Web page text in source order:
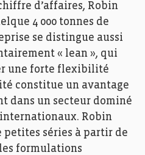
d’affaires, Robin
4 000 tonnes de
se distingue aussi
« lean », qui
une forte flexibilité
constitue un avantage
dans un secteur dominé
Robin
séries à partir de
formulations